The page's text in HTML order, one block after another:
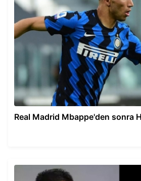
Real Madrid Mbappe'den sonra